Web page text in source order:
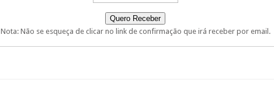
Nota: Não se esqueça de clicar no link de confirmação que irá receber por email.